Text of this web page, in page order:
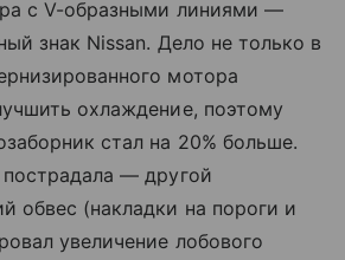
с V-образными линиями —
знак Nissan. Дело не только в
мотора
охлаждение, поэтому
стал на 20% больше.
— другой
обвес (накладки на пороги и
увеличение лобового